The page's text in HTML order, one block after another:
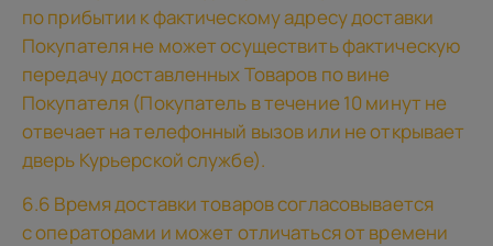
по прибытии к фактическому адресу доставки
Покупателя не может осуществить фактическую
передачу доставленных Товаров по вине
Покупателя (Покупатель в течение 10 минут не
отвечает на телефонный вызов или не открывает
дверь Курьерской службе).
6.6 Время доставки товаров согласовывается
с операторами и может отличаться от времени